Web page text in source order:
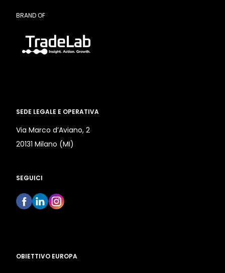
BRAND OF
SEDE LEGALE E OPERATIVA
Via Marco d’Aviano, 2
20131 Milano (MI)
SEGUICI
OBIETTIVO EUROPA